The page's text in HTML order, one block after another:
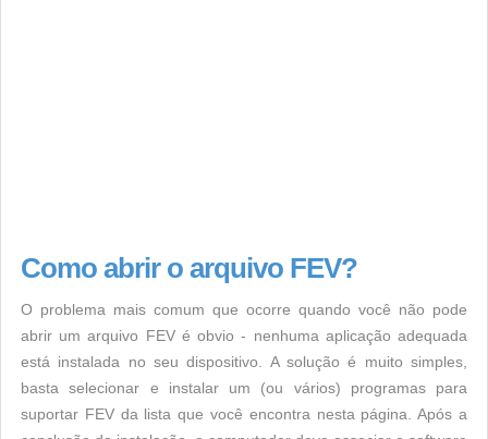
Como abrir o arquivo FEV?
O problema mais comum que ocorre quando você não pode
abrir um arquivo FEV é obvio - nenhuma aplicação adequada
está instalada no seu dispositivo. A solução é muito simples,
basta selecionar e instalar um (ou vários) programas para
suportar FEV da lista que você encontra nesta página. Após a